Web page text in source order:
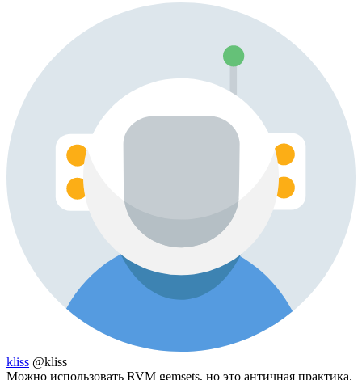
kliss @kliss
Можно использовать RVM gemsets, но это античная практика.